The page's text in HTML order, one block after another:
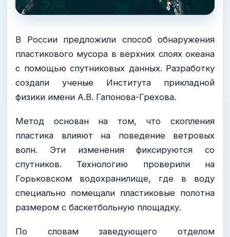
В России предложили способ обнаружения
пластикового мусора в верхних слоях океана
с помощью спутниковых данных. Разработку
создали ученые Института прикладной
физики имени А.В. Гапонова-Грехова.
Метод основан на том, что скопления
пластика влияют на поведение ветровых
волн. Эти изменения фиксируются со
спутников. Технологию проверили на
Горьковском водохранилище, где в воду
специально помещали пластиковые полотна
размером с баскетбольную площадку.
По словам заведующего отделом